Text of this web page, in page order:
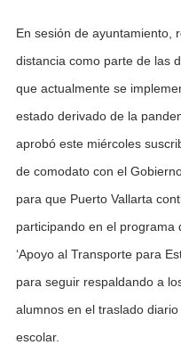
En sesión de ayuntamiento,
distancia como parte de las
que actualmente se
estado derivado de la
aprobó este miércoles
de comodato con el
para que Puerto Vallarta
participando en el programa
‘Apoyo al Transporte para
para seguir respaldando a
alumnos en el traslado
escolar.